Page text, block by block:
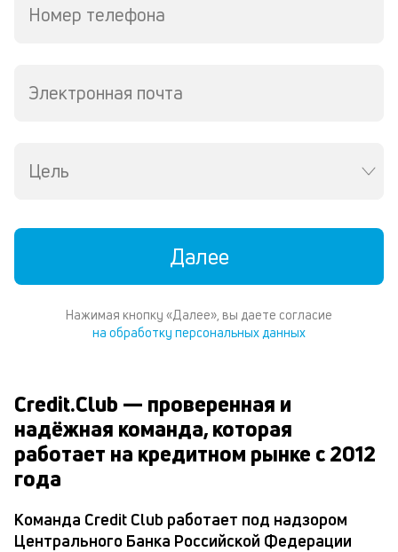
Номер телефона
Электронная почта
Цель
Далее
Нажимая кнопку «Далее», вы даете согласие
на обработку персональных данных
Credit.Club — проверенная и
надёжная команда, которая
работает на кредитном рынке с 2012
года
Команда Credit Club работает под надзором
Центрального Банка Российской Федерации